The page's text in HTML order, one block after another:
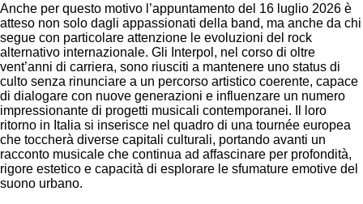
Anche per questo motivo l’appuntamento del 16 luglio 2026 è
atteso non solo dagli appassionati della band, ma anche da chi
segue con particolare attenzione le evoluzioni del rock
alternativo internazionale. Gli Interpol, nel corso di oltre
vent’anni di carriera, sono riusciti a mantenere uno status di
culto senza rinunciare a un percorso artistico coerente, capace
di dialogare con nuove generazioni e influenzare un numero
impressionante di progetti musicali contemporanei. Il loro
ritorno in Italia si inserisce nel quadro di una tournée europea
che toccherà diverse capitali culturali, portando avanti un
racconto musicale che continua ad affascinare per profondità,
rigore estetico e capacità di esplorare le sfumature emotive del
suono urbano.